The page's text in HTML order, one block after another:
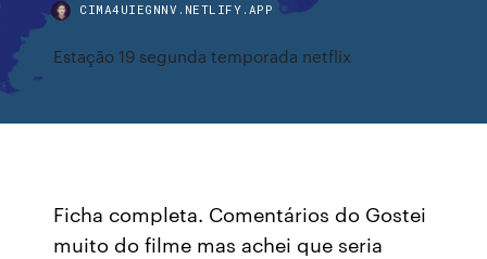
CIMA4UIEGNNV.NETLIFY.APP
Estação 19 segunda temporada netflix
Ficha completa. Comentários do Gostei
muito do filme mas achei que seria